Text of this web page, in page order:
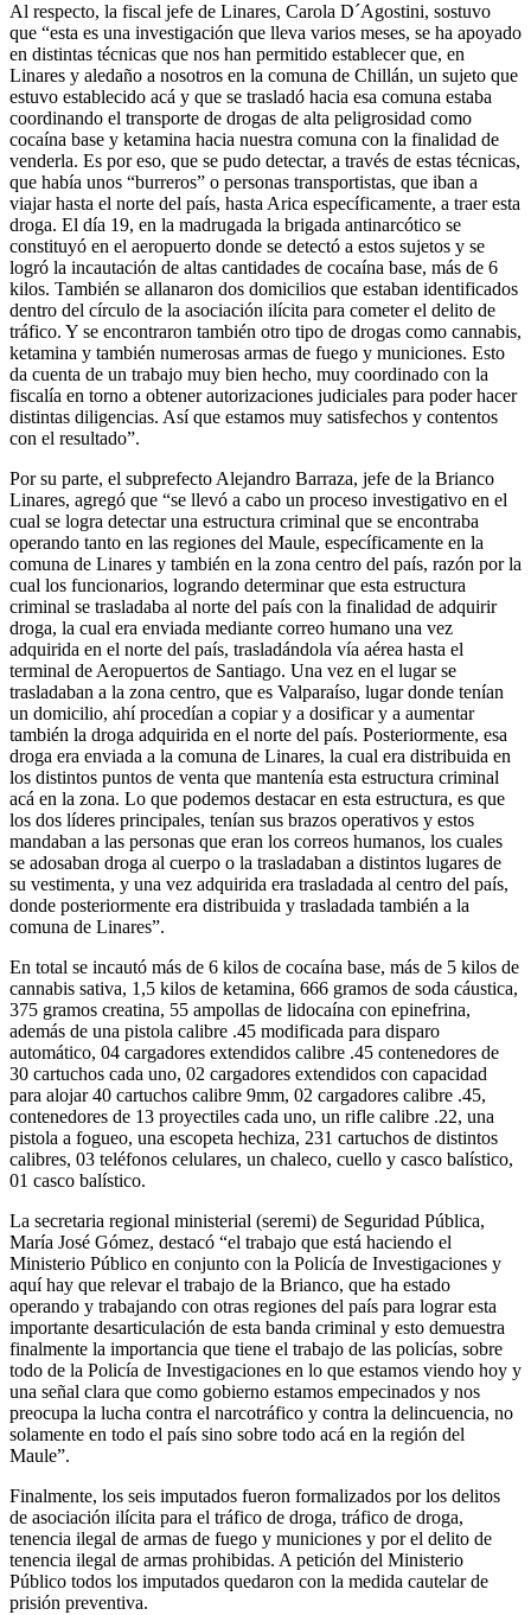
Al respecto, la fiscal jefe de Linares, Carola D´Agostini, sostuvo
que “esta es una investigación que lleva varios meses, se ha apoyado
en distintas técnicas que nos han permitido establecer que, en
Linares y aledaño a nosotros en la comuna de Chillán, un sujeto que
estuvo establecido acá y que se trasladó hacia esa comuna estaba
coordinando el transporte de drogas de alta peligrosidad como
cocaína base y ketamina hacia nuestra comuna con la finalidad de
venderla. Es por eso, que se pudo detectar, a través de estas técnicas,
que había unos “burreros” o personas transportistas, que iban a
viajar hasta el norte del país, hasta Arica específicamente, a traer esta
droga. El día 19, en la madrugada la brigada antinarcótico se
constituyó en el aeropuerto donde se detectó a estos sujetos y se
logró la incautación de altas cantidades de cocaína base, más de 6
kilos. También se allanaron dos domicilios que estaban identificados
dentro del círculo de la asociación ilícita para cometer el delito de
tráfico. Y se encontraron también otro tipo de drogas como cannabis,
ketamina y también numerosas armas de fuego y municiones. Esto
da cuenta de un trabajo muy bien hecho, muy coordinado con la
fiscalía en torno a obtener autorizaciones judiciales para poder hacer
distintas diligencias. Así que estamos muy satisfechos y contentos
con el resultado”.
Por su parte, el subprefecto Alejandro Barraza, jefe de la Brianco
Linares, agregó que “se llevó a cabo un proceso investigativo en el
cual se logra detectar una estructura criminal que se encontraba
operando tanto en las regiones del Maule, específicamente en la
comuna de Linares y también en la zona centro del país, razón por la
cual los funcionarios, logrando determinar que esta estructura
criminal se trasladaba al norte del país con la finalidad de adquirir
droga, la cual era enviada mediante correo humano una vez
adquirida en el norte del país, trasladándola vía aérea hasta el
terminal de Aeropuertos de Santiago. Una vez en el lugar se
trasladaban a la zona centro, que es Valparaíso, lugar donde tenían
un domicilio, ahí procedían a copiar y a dosificar y a aumentar
también la droga adquirida en el norte del país. Posteriormente, esa
droga era enviada a la comuna de Linares, la cual era distribuida en
los distintos puntos de venta que mantenía esta estructura criminal
acá en la zona. Lo que podemos destacar en esta estructura, es que
los dos líderes principales, tenían sus brazos operativos y estos
mandaban a las personas que eran los correos humanos, los cuales
se adosaban droga al cuerpo o la trasladaban a distintos lugares de
su vestimenta, y una vez adquirida era trasladada al centro del país,
donde posteriormente era distribuida y trasladada también a la
comuna de Linares”.
En total se incautó más de 6 kilos de cocaína base, más de 5 kilos de
cannabis sativa, 1,5 kilos de ketamina, 666 gramos de soda cáustica,
375 gramos creatina, 55 ampollas de lidocaína con epinefrina,
además de una pistola calibre .45 modificada para disparo
automático, 04 cargadores extendidos calibre .45 contenedores de
30 cartuchos cada uno, 02 cargadores extendidos con capacidad
para alojar 40 cartuchos calibre 9mm, 02 cargadores calibre .45,
contenedores de 13 proyectiles cada uno, un rifle calibre .22, una
pistola a fogueo, una escopeta hechiza, 231 cartuchos de distintos
calibres, 03 teléfonos celulares, un chaleco, cuello y casco balístico,
01 casco balístico.
La secretaria regional ministerial (seremi) de Seguridad Pública,
María José Gómez, destacó “el trabajo que está haciendo el
Ministerio Público en conjunto con la Policía de Investigaciones y
aquí hay que relevar el trabajo de la Brianco, que ha estado
operando y trabajando con otras regiones del país para lograr esta
importante desarticulación de esta banda criminal y esto demuestra
finalmente la importancia que tiene el trabajo de las policías, sobre
todo de la Policía de Investigaciones en lo que estamos viendo hoy y
una señal clara que como gobierno estamos empecinados y nos
preocupa la lucha contra el narcotráfico y contra la delincuencia, no
solamente en todo el país sino sobre todo acá en la región del
Maule”.
Finalmente, los seis imputados fueron formalizados por los delitos
de asociación ilícita para el tráfico de droga, tráfico de droga,
tenencia ilegal de armas de fuego y municiones y por el delito de
tenencia ilegal de armas prohibidas. A petición del Ministerio
Público todos los imputados quedaron con la medida cautelar de
prisión preventiva.